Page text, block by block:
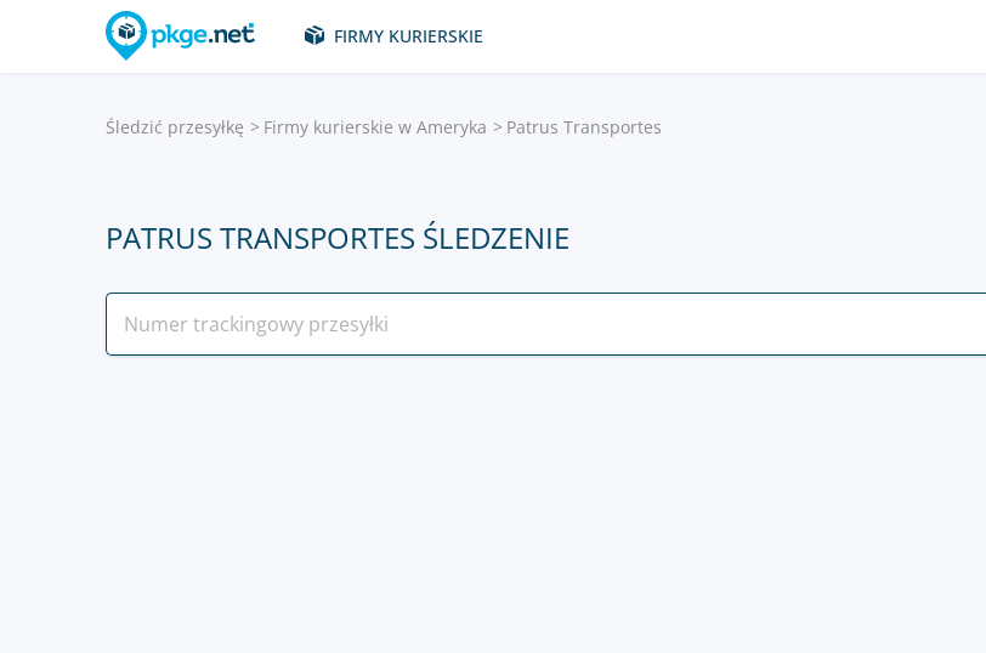
FIRMY KURIERSKIE
Śledzić przesyłkę Firmy kurierskie w Ameryka Patrus Transportes
PATRUS TRANSPORTES ŚLEDZENIE